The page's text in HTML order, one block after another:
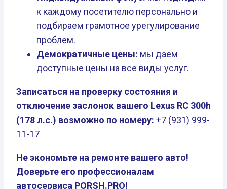
к каждому посетителю персонально и
подбираем грамотное урегулирование
проблем.
Демократичные цены: мы даем
доступные цены на все виды услуг.
Записаться на проверку состояния и
отключение заслонок вашего Lexus RC 300h
(178 л.с.) возможно по номеру: +7 (931) 999-
11-17
Не экономьте на ремонте вашего авто!
Доверьте его профессионалам
автосервиса PORSH.PRO!